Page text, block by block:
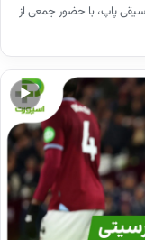
پاپ، با حضور جمعی از
▶